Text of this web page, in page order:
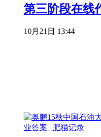
第三阶段在线
10月21日 13:44